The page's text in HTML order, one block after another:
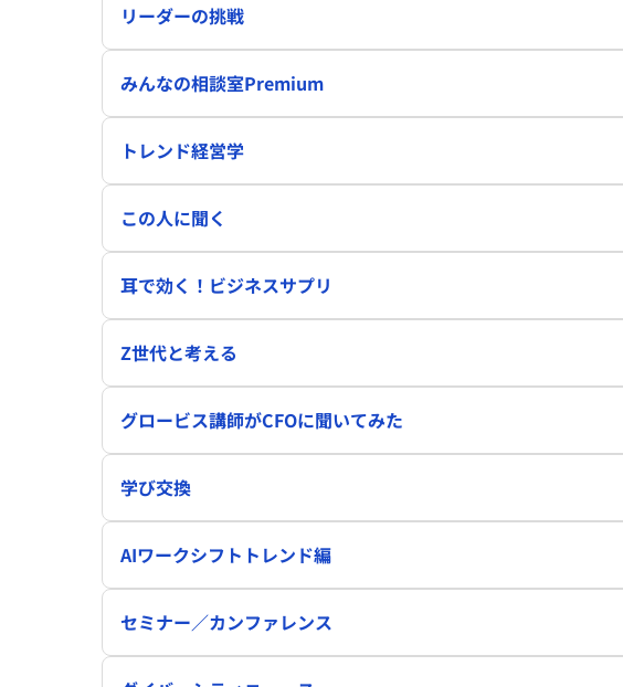
リーダーの挑戦
みんなの相談室Premium
トレンド経営学
この人に聞く
耳で効く！ビジネスサプリ
Z世代と考える
グロービス講師がCFOに聞いてみた
学び交換
AIワークシフトトレンド編
セミナー／カンファレンス